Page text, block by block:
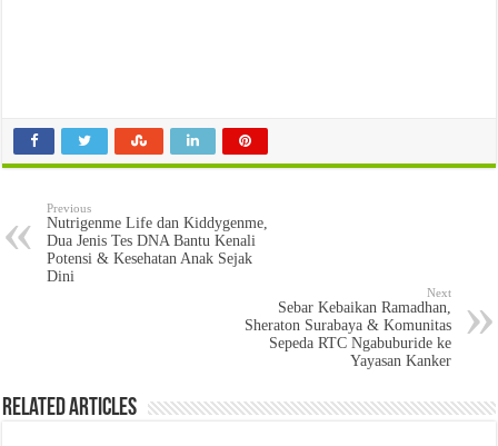
Previous
Nutrigenme Life dan Kiddygenme,
Dua Jenis Tes DNA Bantu Kenali
Potensi & Kesehatan Anak Sejak
Dini
Next
Sebar Kebaikan Ramadhan,
Sheraton Surabaya & Komunitas
Sepeda RTC Ngabuburide ke
Yayasan Kanker
Related Articles